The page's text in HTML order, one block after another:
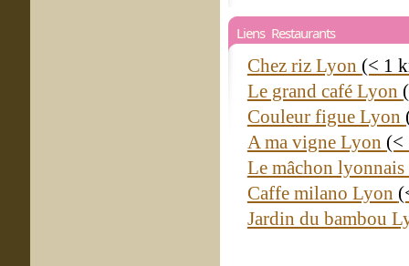
Liens Restaurants
Chez riz Lyon (< 1
Le grand café Lyon
Couleur figue Lyon
A ma vigne Lyon (<
Le mâchon
Caffe milano Lyon
Jardin du bambou